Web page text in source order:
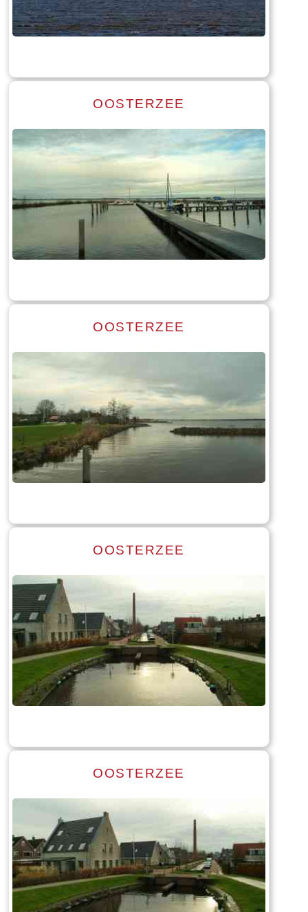
Tekst: © Foto: © Hendrik van Kampen
Read more
Tekst: © Foto: © Bauke Folkertsma
OOSTERZEE
Read more
Tekst: © Foto: © Bauke Folkertsma
OOSTERZEE
Read more
Tekst: © Foto: © Bauke Folkertsma
OOSTERZEE
Read more
OOSTERZEE